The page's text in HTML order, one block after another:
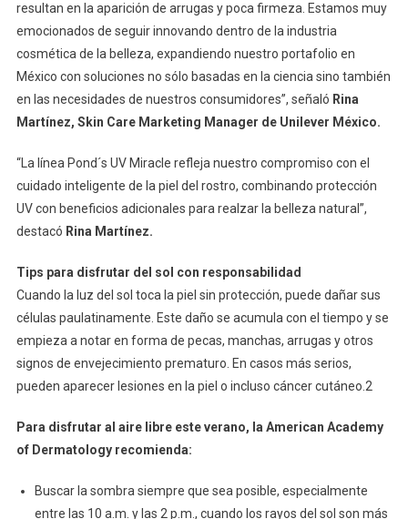
resultan en la aparición de arrugas y poca firmeza. Estamos muy
emocionados de seguir innovando dentro de la industria
cosmética de la belleza, expandiendo nuestro portafolio en
México con soluciones no sólo basadas en la ciencia sino también
en las necesidades de nuestros consumidores”, señaló Rina
Martínez, Skin Care Marketing Manager de Unilever México.
“La línea Pond´s UV Miracle refleja nuestro compromiso con el
cuidado inteligente de la piel del rostro, combinando protección
UV con beneficios adicionales para realzar la belleza natural”,
destacó Rina Martínez.
Tips para disfrutar del sol con responsabilidad
Cuando la luz del sol toca la piel sin protección, puede dañar sus
células paulatinamente. Este daño se acumula con el tiempo y se
empieza a notar en forma de pecas, manchas, arrugas y otros
signos de envejecimiento prematuro. En casos más serios,
pueden aparecer lesiones en la piel o incluso cáncer cutáneo.2
Para disfrutar al aire libre este verano, la American Academy
of Dermatology recomienda:
Buscar la sombra siempre que sea posible, especialmente
entre las 10 a.m. y las 2 p.m., cuando los rayos del sol son más